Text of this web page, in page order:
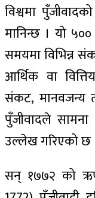
विश्वमा
मानिन्छ । यो ५००
समयमा विभिन्न
आर्थिक वा
संकट, मानवजन्य
पुँजीवादले
उल्लेख गरिएको छ
सन् १७७२ को